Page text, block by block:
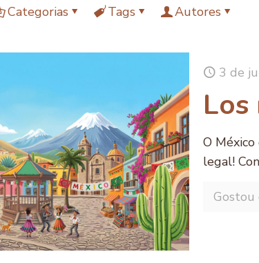
Categorias Tags Autores
3 de
Los
O
legal!
Gostou